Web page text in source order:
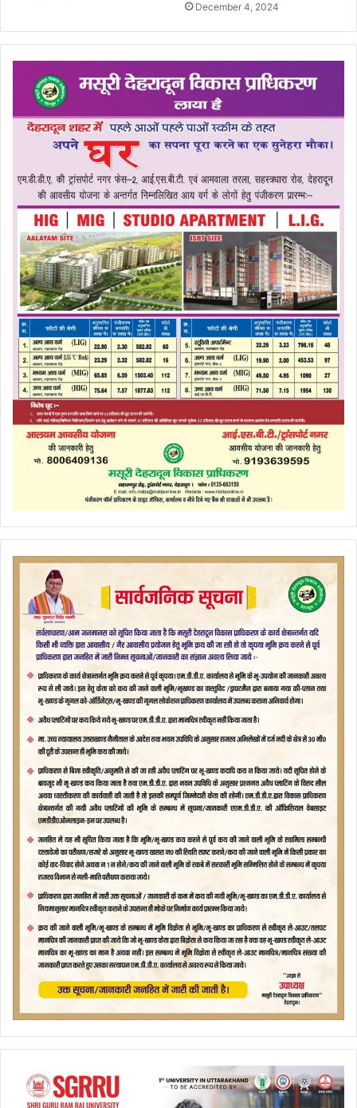
December 4, 2024